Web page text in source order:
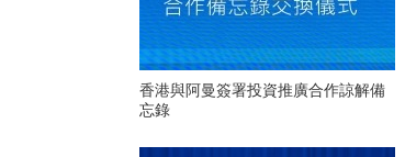
香港與阿曼簽署投資推廣合作諒解備
忘錄